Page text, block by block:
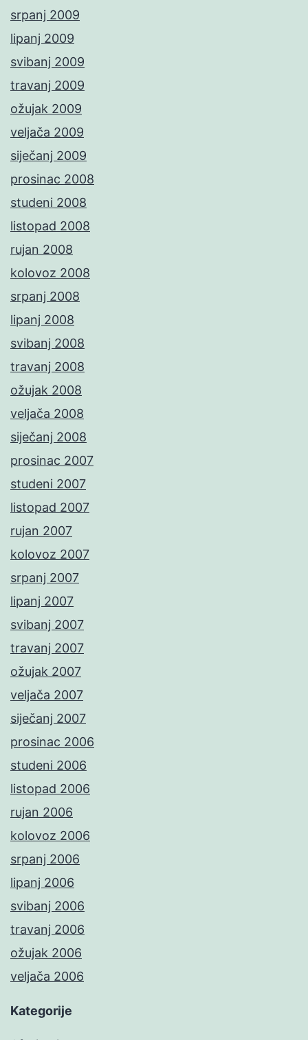
srpanj 2009
lipanj 2009
svibanj 2009
travanj 2009
ožujak 2009
veljača 2009
siječanj 2009
prosinac 2008
studeni 2008
listopad 2008
rujan 2008
kolovoz 2008
srpanj 2008
lipanj 2008
svibanj 2008
travanj 2008
ožujak 2008
veljača 2008
siječanj 2008
prosinac 2007
studeni 2007
listopad 2007
rujan 2007
kolovoz 2007
srpanj 2007
lipanj 2007
svibanj 2007
travanj 2007
ožujak 2007
veljača 2007
siječanj 2007
prosinac 2006
studeni 2006
listopad 2006
rujan 2006
kolovoz 2006
srpanj 2006
lipanj 2006
svibanj 2006
travanj 2006
ožujak 2006
veljača 2006
Kategorije